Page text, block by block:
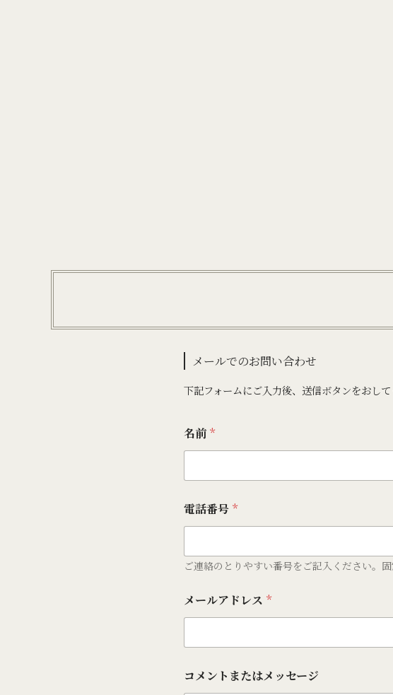
メールでのお問い合わせ
下記フォームにご入力後、送信ボタンをおして
名前 *
電話番号 *
ご連絡のとりやすい番号をご記入ください。
メールアドレス *
コメントまたはメッセージ